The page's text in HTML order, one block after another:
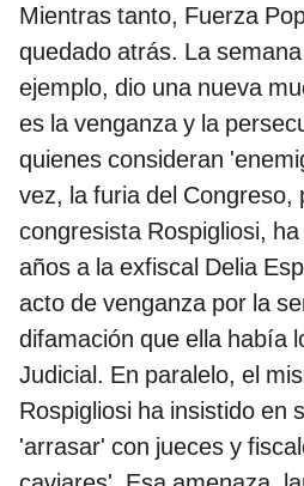
Mientras tanto, Fuerza
quedado atrás. La
ejemplo, dio una nueva
es la venganza y la
quienes consideran
vez, la furia del Congreso,
congresista Rospigliosi,
años a la exfiscal Delia
acto de venganza por la
difamación que ella había
Judicial. En paralelo, el
Rospigliosi ha insistido en
'arrasar' con jueces y